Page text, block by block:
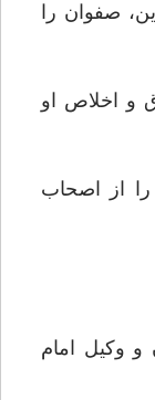
صفوان را
و اخلاص او
از اصحاب
و وكيل امام